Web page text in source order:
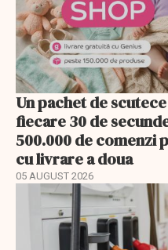
Un pachet de
fiecare 30 de
500.000 de comenzi
cu livrare a doua
05 AUGUST 2026